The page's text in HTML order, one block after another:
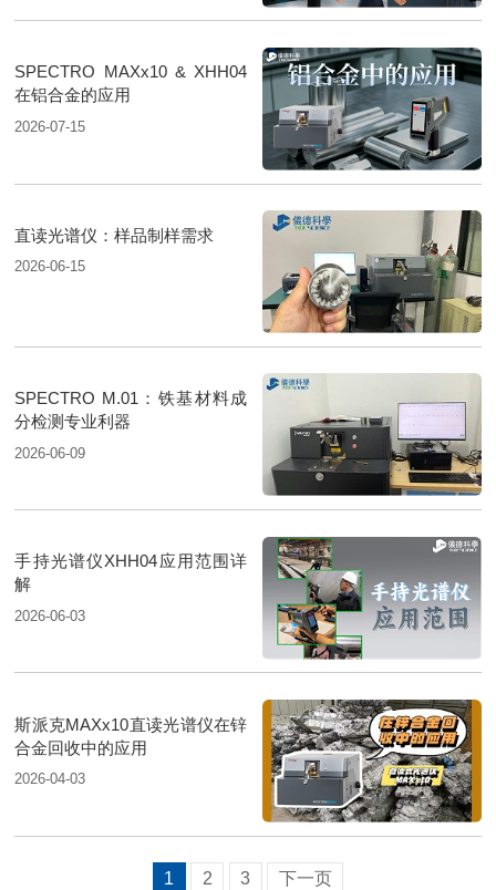
SPECTRO MAXx10 & XHH04
在铝合金的应用
2026-07-15
直读光谱仪：样品制样需求
2026-06-15
SPECTRO M.01：铁基材料成
分检测专业利器
2026-06-09
手持光谱仪XHH04应用范围详
解
2026-06-03
斯派克MAXx10直读光谱仪在锌
合金回收中的应用
2026-04-03
1 2 3 下一页